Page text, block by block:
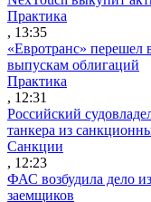
Практика
, 13:35
«Евротранс»
выпускам облигаций
Практика
, 12:31
Российский
танкера из
Санкции
, 12:23
ФАС возбудила дело
заемщиков